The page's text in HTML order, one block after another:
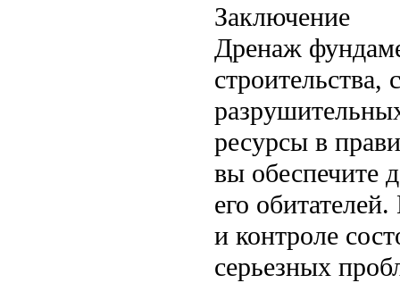
Заключение
Дренаж
ресурсы в
вы обеспечите
его
и контроле
серьезных